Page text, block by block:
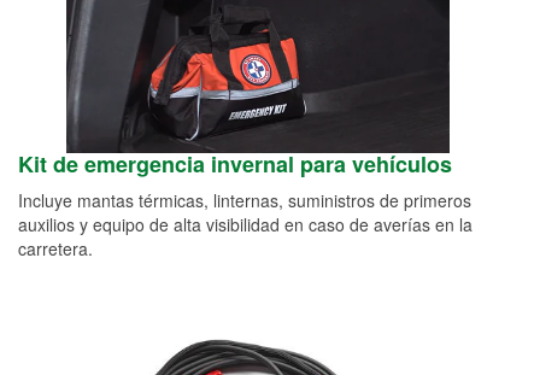
Kit de emergencia invernal para vehículos
Incluye mantas térmicas, linternas, suministros de primeros
auxilios y equipo de alta visibilidad en caso de averías en la
carretera.